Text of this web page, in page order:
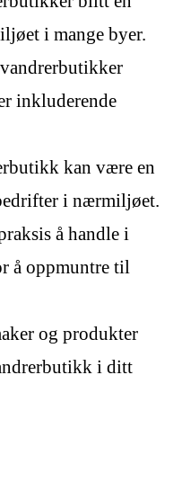
i mange byer.
inkluderende
kan være en
i nærmiljøet.
å handle i
å oppmuntre til
og produkter
i ditt